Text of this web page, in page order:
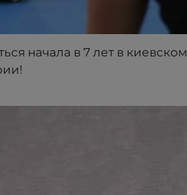
начала в 7 лет в